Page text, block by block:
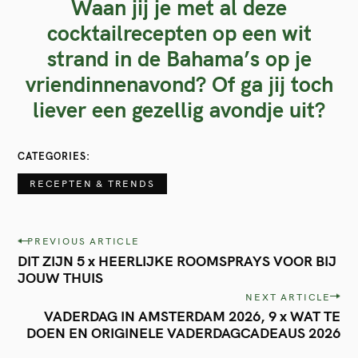
Waan jij je met al deze
cocktailrecepten op een wit
strand in de Bahama’s op je
vriendinnenavond? Of ga jij toch
liever een gezellig avondje uit?
CATEGORIES
RECEPTEN & TRENDS
P
o
n
PREVIOUS ARTICLE
DIT ZIJN 5 x HEERLIJKE ROOMSPRAYS VOOR BIJ
JOUW THUIS
NEXT ARTICLE
VADERDAG IN AMSTERDAM 2026, 9 x WAT TE
DOEN EN ORIGINELE VADERDAGCADEAUS 2026